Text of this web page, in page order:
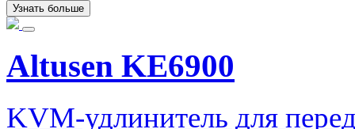
Узнать больше
Altusen KE6900
KVM-удлинитель для